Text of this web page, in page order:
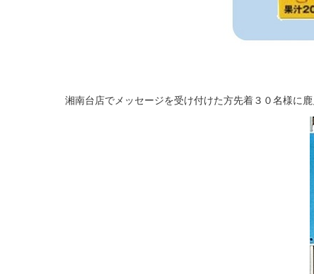
湘南台店でメッセージを受け付けた方先着３０名様に